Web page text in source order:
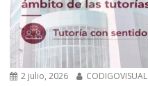
2 julio, 2026 CODIGOVISUAL